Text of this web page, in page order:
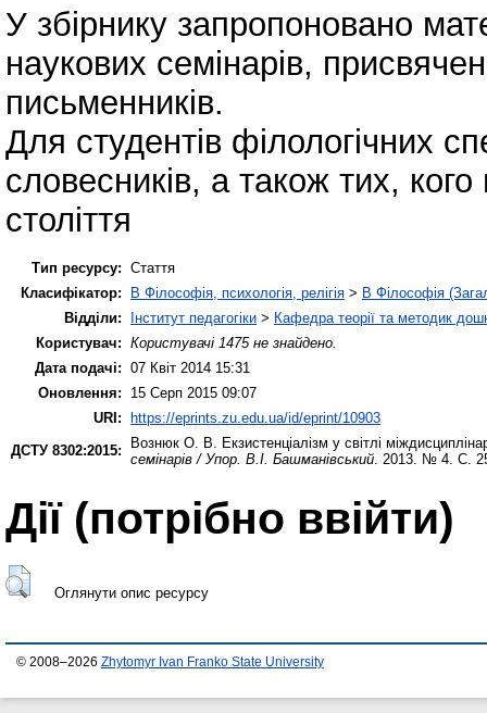
У збірнику запропоновано
наукових семінарів,
письменників.
Для студентів філологічних
словесників, а також тих,
століття
Тип ресурсу: Стаття
Класифікатор:
B Філософія, психологія, релігія > B Філософія
Відділи:
Інститут педагогіки > Кафедра теорії та методик
Користувач: Користувачі 1475 не знайдено.
Дата подачі: 07 Квіт 2014 15:31
Оновлення:
15 Серп 2015 09:07
URI: https://eprints.zu.edu.ua/id/eprint/10903
ДСТУ 8302:2015:
Вознюк О. В.
Екзистенціалізм у світлі
семінарів / Упор. В.І. Башманівський . 2013. № 4. С.
Дії ​​(потрібно ввійти)
Оглянути опис ресурсу
© 2008–2026 Zhytomyr Ivan Franko State University